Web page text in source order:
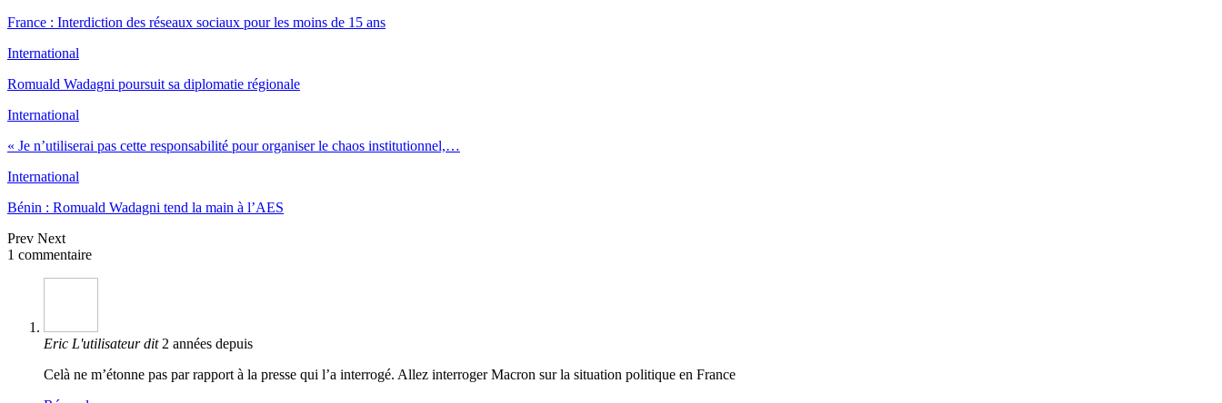
France : Interdiction des réseaux sociaux pour les moins de 15 ans
International
Romuald Wadagni poursuit sa diplomatie régionale
International
« Je n’utiliserai pas cette responsabilité pour organiser le chaos institutionnel,…
International
Bénin : Romuald Wadagni tend la main à l’AES
Prev Next
1 commentaire
Eric L'utilisateur dit 2 années depuis
Celà ne m’étonne pas par rapport à la presse qui l’a interrogé. Allez interroger Macron sur la situation politique en France